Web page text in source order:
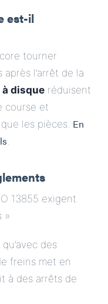
est-il
tourner
l’arrêt de la
disque réduisent
course et
les pièces. En
.
13855 exigent
»
des
freins met en
à des arrêts de